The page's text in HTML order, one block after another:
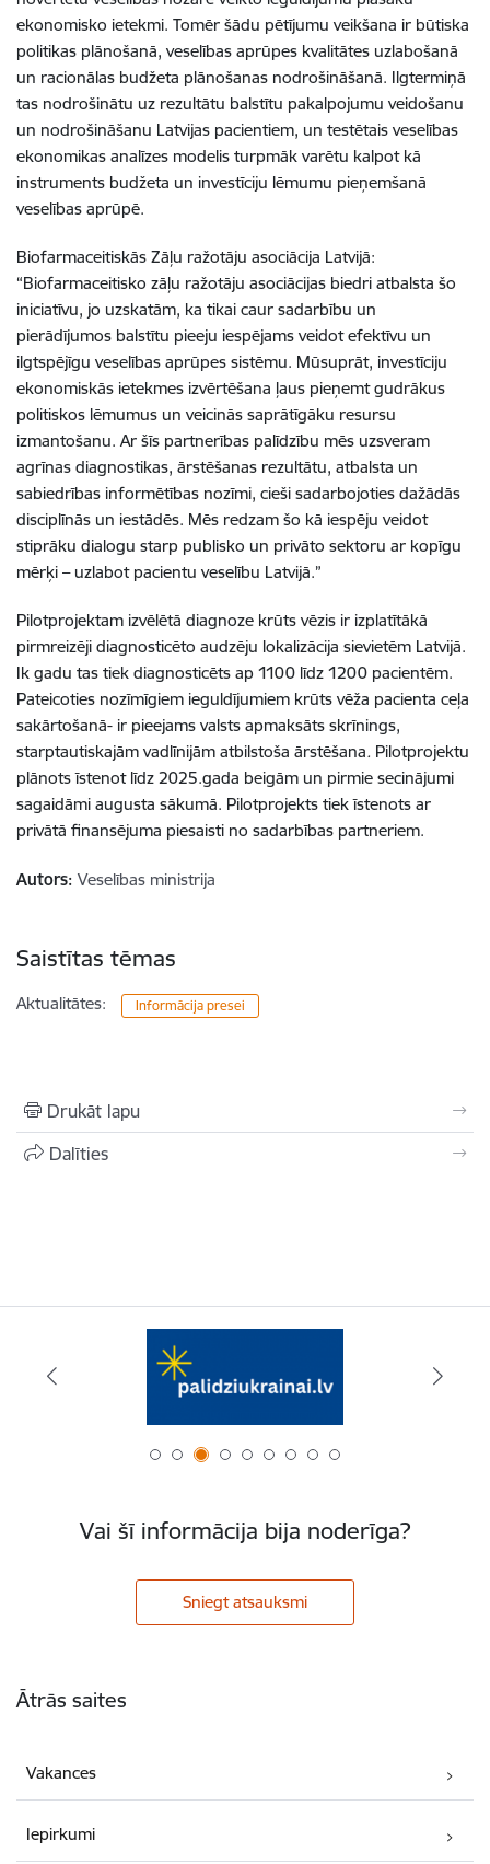
ekonomisko ietekmi. Tomēr šādu pētījumu veikšana ir būtiska
politikas plānošanā, veselības aprūpes kvalitātes uzlabošanā
un racionālas budžeta plānošanas nodrošināšanā. Ilgtermiņā
tas nodrošinātu uz rezultātu balstītu pakalpojumu veidošanu
un nodrošināšanu Latvijas pacientiem, un testētais veselības
ekonomikas analīzes modelis turpmāk varētu kalpot kā
instruments budžeta un investīciju lēmumu pieņemšanā
veselības aprūpē.
Biofarmaceitiskās Zāļu ražotāju asociācija Latvijā:
“Biofarmaceitisko zāļu ražotāju asociācijas biedri atbalsta šo
iniciatīvu, jo uzskatām, ka tikai caur sadarbību un
pierādījumos balstītu pieeju iespējams veidot efektīvu un
ilgtspējīgu veselības aprūpes sistēmu. Mūsuprāt, investīciju
ekonomiskās ietekmes izvērtēšana ļaus pieņemt gudrākus
politiskos lēmumus un veicinās saprātīgāku resursu
izmantošanu. Ar šīs partnerības palīdzību mēs uzsveram
agrīnas diagnostikas, ārstēšanas rezultātu, atbalsta un
sabiedrības informētības nozīmi, cieši sadarbojoties dažādās
disciplīnās un iestādēs. Mēs redzam šo kā iespēju veidot
stiprāku dialogu starp publisko un privāto sektoru ar kopīgu
mērķi – uzlabot pacientu veselību Latvijā.”
Pilotprojektam izvēlētā diagnoze krūts vēzis ir izplatītākā
pirmreizēji diagnosticēto audzēju lokalizācija sievietēm Latvijā.
Ik gadu tas tiek diagnosticēts ap 1100 līdz 1200 pacientēm.
Pateicoties nozīmīgiem ieguldījumiem krūts vēža pacienta ceļa
sakārtošanā- ir pieejams valsts apmaksāts skrīnings,
starptautiskajām vadlīnijām atbilstoša ārstēšana. Pilotprojektu
plānots īstenot līdz 2025.gada beigām un pirmie secinājumi
sagaidāmi augusta sākumā. Pilotprojekts tiek īstenots ar
privātā finansējuma piesaisti no sadarbības partneriem.
Autors: Veselības ministrija
Saistītas tēmas
Aktualitātes: Informācija presei
Drukāt lapu
Dalīties
Vai šī informācija bija noderīga?
Sniegt atsauksmi
Ātrās saites
Vakances
Iepirkumi